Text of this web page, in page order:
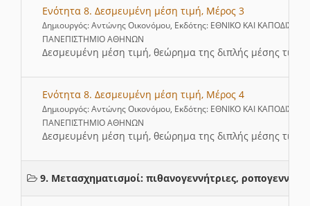
Ενότητα 8. Δεσμευμένη μέση τιμή, Μέρος 3
Δημιουργός: Αντώνης Οικονόμου, Εκδότης: ΕΘΝΙΚΟ ΚΑΙ
ΠΑΝΕΠΙΣΤΗΜΙΟ ΑΘΗΝΩΝ
Δεσμευμένη μέση τιμή, θεώρημα της διπλής μέσης τιμής
Ενότητα 8. Δεσμευμένη μέση τιμή, Μέρος 4
Δημιουργός: Αντώνης Οικονόμου, Εκδότης: ΕΘΝΙΚΟ ΚΑΙ
ΠΑΝΕΠΙΣΤΗΜΙΟ ΑΘΗΝΩΝ
Δεσμευμένη μέση τιμή, θεώρημα της διπλής μέσης τιμής
9. Μετασχηματισμοί: πιθανογεννήτριες,